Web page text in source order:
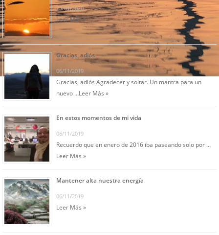
23/01/2020
Leer Más »
Gracias, adiós
06/11/2019
Gracias, adiós Agradecer y soltar. Un mantra para un
nuevo …Leer Más »
En estos momentos de mi vida
06/11/2019
Recuerdo que en enero de 2016 iba paseando solo por …
Leer Más »
Mantener alta nuestra energía
06/11/2019
Leer Más »